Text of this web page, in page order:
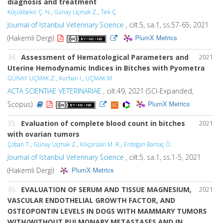
Küçükbekir Ç. N., Günay Uçmak Z., Tek Ç.
Journal of Istanbul Veterinary Science , cilt.5, sa.1, ss.57-65, 2021
(Hakemli Dergi)
PlumX Metrics
2021
34. Assessment of Hematological Parameters and
Uterine Hemodynamic Indices in Bitches with Pyometra
GÜNAY UÇMAK Z., Kurban I., UÇMAK M.
ACTA SCIENTIAE VETERINARIAE , cilt.49, 2021 (SCI-Expanded,
Scopus)
PlumX Metrics
2021
35. Evaluation of complete blood count in bitches
with ovarian tumors
Çoban T., Günay Uçmak Z., Kılıçarslan M. R., Erdoğan Bamaç Ö.
Journal of Istanbul Veterinary Science , cilt.5, sa.1, ss.1-5, 2021
(Hakemli Dergi)
PlumX Metrics
2021
36. EVALUATION OF SERUM AND TISSUE MAGNESIUM,
VASCULAR ENDOTHELIAL GROWTH FACTOR, AND
OSTEOPONTIN LEVELS IN DOGS WITH MAMMARY TUMORS